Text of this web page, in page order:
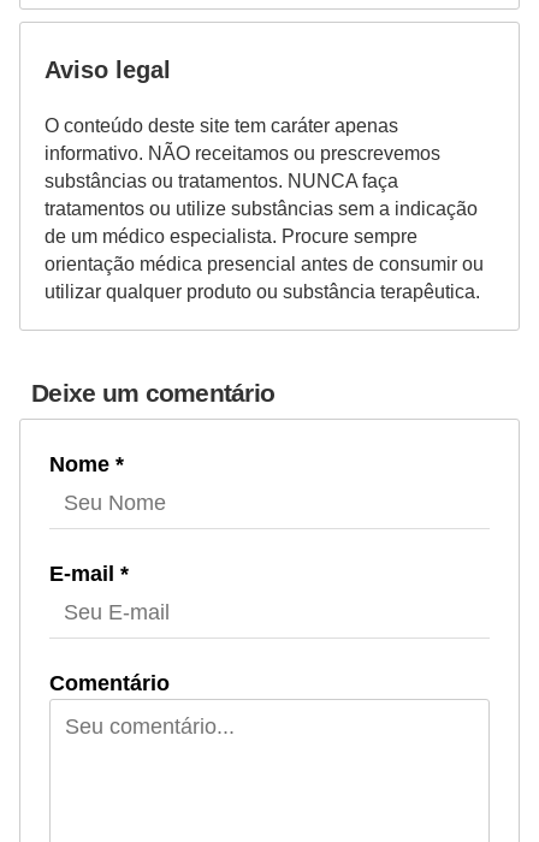
Aviso legal
O conteúdo deste site tem caráter apenas
informativo. NÃO receitamos ou prescrevemos
substâncias ou tratamentos. NUNCA faça
tratamentos ou utilize substâncias sem a indicação
de um médico especialista. Procure sempre
orientação médica presencial antes de consumir ou
utilizar qualquer produto ou substância terapêutica.
Deixe um comentário
Nome *
E-mail *
Comentário